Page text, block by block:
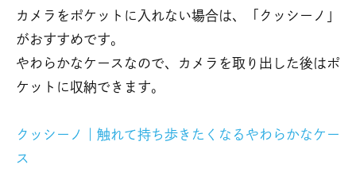
カメラをポケットに入れない場合は、「クッシーノ」
がおすすめです。
やわらかなケースなので、カメラを取り出した後はポ
ケットに収納できます。
クッシーノ｜触れて持ち歩きたくなるやわらかなケー
ス